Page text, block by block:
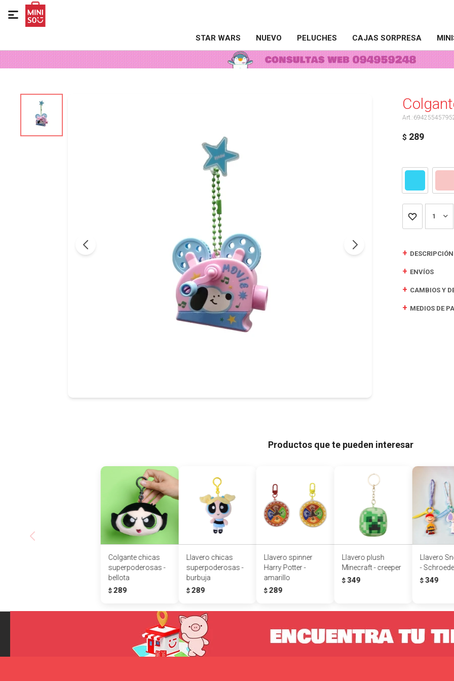
STAR WARS NUEVO PELUCHES CAJAS SORPRESA

$ 289
1
DESCRIPCIÓN
ENVÍOS
CAMBIOS Y
MEDIOS DE
Productos que te pueden interesar
Colgante chicas
superpoderosas -
bellota
$ 289
Llavero chicas
superpoderosas -
burbuja
$ 289
Llavero spinner
Harry Potter -
amarillo
$ 289
Llavero plush
Minecraft - creeper
$ 349
Llavero
-
$ 349